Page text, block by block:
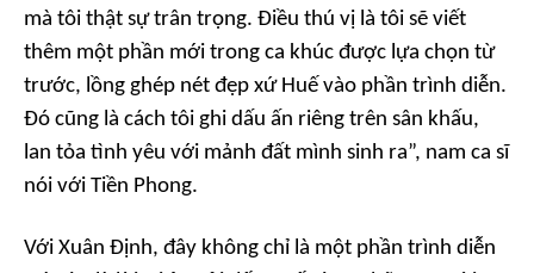
mà tôi thật sự trân trọng. Điều thú vị là tôi sẽ viết
thêm một phần mới trong ca khúc được lựa chọn từ
trước, lồng ghép nét đẹp xứ Huế vào phần trình diễn.
Đó cũng là cách tôi ghi dấu ấn riêng trên sân khấu,
lan tỏa tình yêu với mảnh đất mình sinh ra”, nam ca sĩ
nói với Tiền Phong.
Với Xuân Định, đây không chỉ là một phần trình diễn